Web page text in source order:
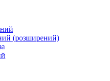
(розширений)